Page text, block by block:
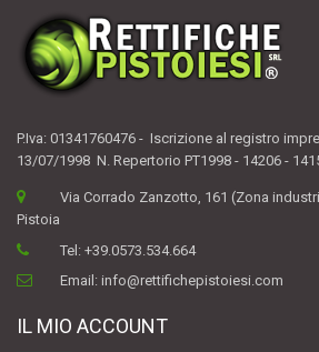
P.Iva: 01341760476 - Iscrizione al registro
13/07/1998 N. Repertorio PT1998 - 14206 -
Via Corrado Zanzotto, 161 (Zona
Pistoia
Tel:+39.0573.534.664
Email:info@rettifichepistoiesi.com
IL MIO ACCOUNT